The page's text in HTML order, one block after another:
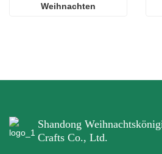
Weihnachten
Shandong
Crafts Co., Ltd.